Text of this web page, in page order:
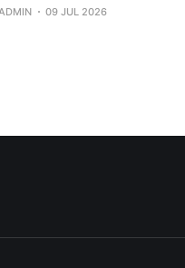
09 JUL 2026